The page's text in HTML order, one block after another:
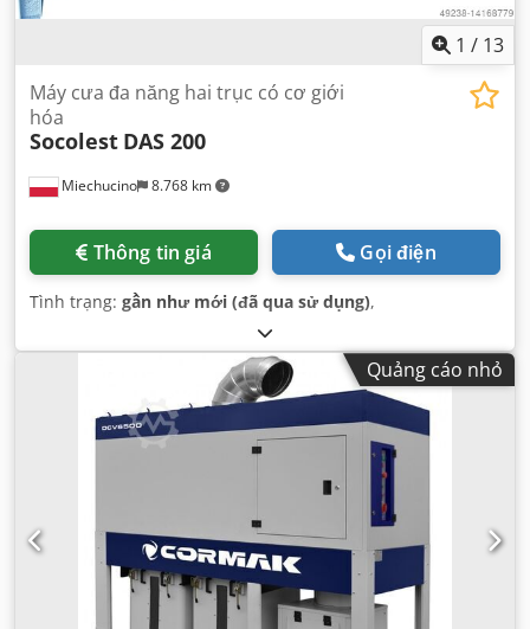
1 / 13
Miechucino 8.768 km
Máy cưa đa năng hai trục có cơ giới
hóa
Socolest DAS 200
Thông tin giá Gọi điện
Tình trạng: gần như mới (đã qua sử dụng),
Quảng cáo nhỏ